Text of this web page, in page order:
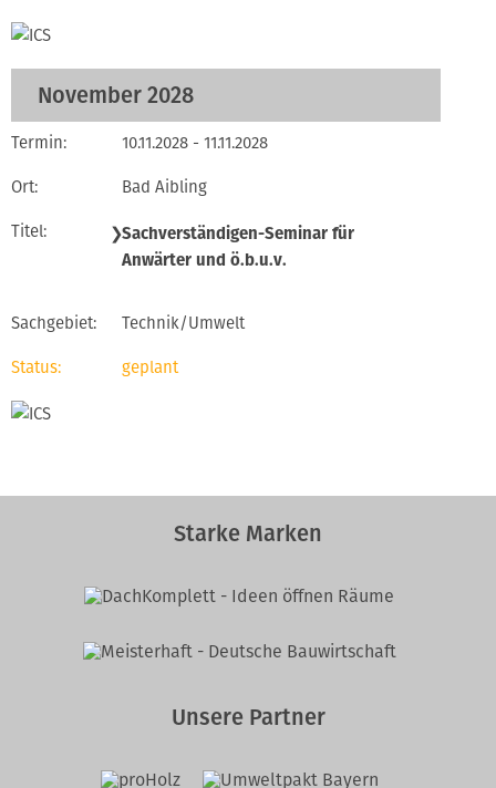
November 2028
10.11.2028 - 11.11.2028
Bad Aibling
❯Sachverständigen-Seminar für
Anwärter und ö.b.u.v.
Technik/Umwelt
geplant
Starke Marken
Unsere Partner